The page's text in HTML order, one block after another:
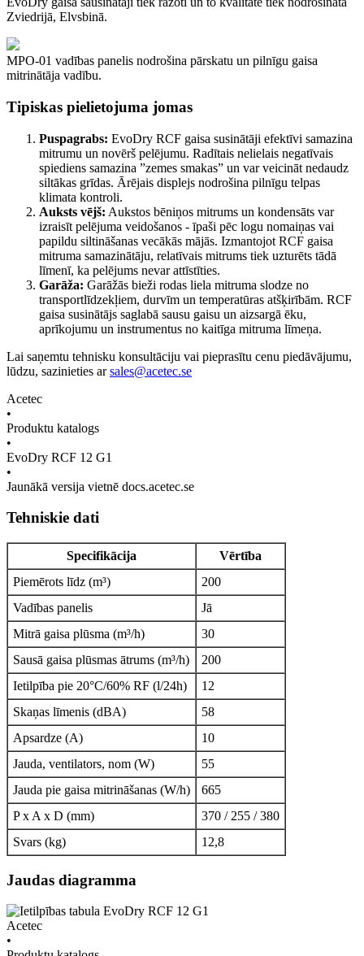
Zviedrijā, Elvsbinā.
MPO-01 vadības panelis nodrošina pārskatu un pilnīgu gaisa
mitrinātāja vadību.
Tipiskas pielietojuma jomas
Puspagrabs: EvoDry RCF gaisa susinātāji efektīvi samazina
mitrumu un novērš pelējumu. Radītais nelielais negatīvais
spiediens samazina ”zemes smakas” un var veicināt nedaudz
siltākas grīdas. Ārējais displejs nodrošina pilnīgu telpas
klimata kontroli.
Auksts vējš: Aukstos bēniņos mitrums un kondensāts var
izraisīt pelējuma veidošanos - īpaši pēc logu nomaiņas vai
papildu siltināšanas vecākās mājās. Izmantojot RCF gaisa
mitruma samazinātāju, relatīvais mitrums tiek uzturēts tādā
līmenī, ka pelējums nevar attīstīties.
Garāža: Garāžās bieži rodas liela mitruma slodze no
transportlīdzekļiem, durvīm un temperatūras atšķirībām. RCF
gaisa susinātājs saglabā sausu gaisu un aizsargā ēku,
aprīkojumu un instrumentus no kaitīga mitruma līmeņa.
Lai saņemtu tehnisku konsultāciju vai pieprasītu cenu piedāvājumu,
lūdzu, sazinieties arsales@acetec.se
Acetec
•
Produktu katalogs
•
EvoDry RCF 12 G1
•
Jaunākā versija vietnē docs.acetec.se
Tehniskie dati
Specifikācija
Vērtība
Piemērots līdz (m³)
200
Vadības panelis
Jā
Mitrā gaisa plūsma (m³/h)
30
Sausā gaisa plūsmas ātrums (m³/h)
200
Ietilpība pie 20°C/60% RF (l/24h)
12
Skaņas līmenis (dBA)
58
Apsardze (A)
10
Jauda, ventilators, nom (W)
55
Jauda pie gaisa mitrināšanas (W/h)
665
P x A x D (mm)
370 / 255 / 380
Svars (kg)
12,8
Jaudas diagramma
Acetec
•